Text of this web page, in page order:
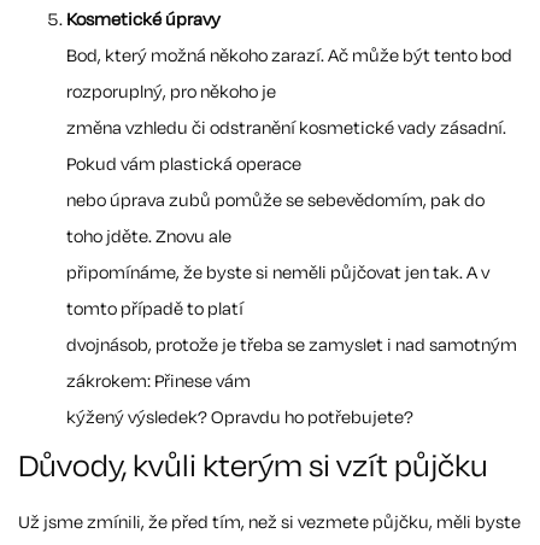
Kosmetické úpravy
Bod, který možná někoho zarazí. Ač může být tento bod
rozporuplný, pro někoho je
změna vzhledu či odstranění kosmetické vady zásadní.
Pokud vám plastická operace
nebo úprava zubů pomůže se sebevědomím, pak do
toho jděte. Znovu ale
připomínáme, že byste si neměli půjčovat jen tak. A v
tomto případě to platí
dvojnásob, protože je třeba se zamyslet i nad samotným
zákrokem: Přinese vám
kýžený výsledek? Opravdu ho potřebujete?
Důvody, kvůli kterým si vzít půjčku
Už jsme zmínili, že před tím, než si vezmete půjčku, měli byste